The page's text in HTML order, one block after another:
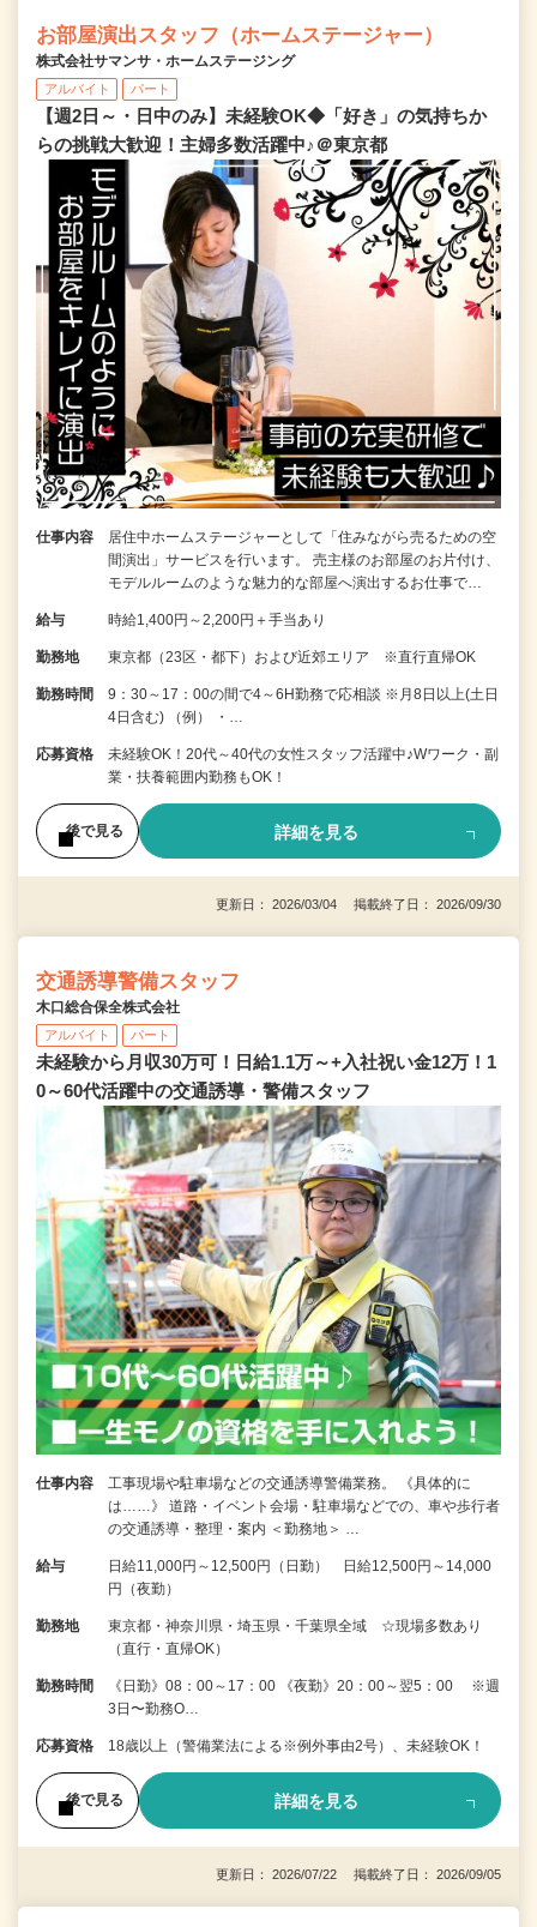
お部屋演出スタッフ（ホームステージャー）
株式会社サマンサ・ホームステージング
アルバイト パート
【週2日～・日中のみ】未経験OK◆「好き」の気持ちか
らの挑戦大歓迎！主婦多数活躍中♪＠東京都
仕事内容
居住中ホームステージャーとして「住みながら売るための空
間演出」サービスを行います。 売主様のお部屋のお片付け、
モデルルームのような魅力的な部屋へ演出するお仕事で…
給与 時給1,400円～2,200円＋手当あり
勤務地 東京都（23区・都下）および近郊エリア ※直行直帰OK
勤務時間
9：30～17：00の間で4～6H勤務で応相談 ※月8日以上(土日
4日含む) （例） ・…
応募資格
未経験OK！20代～40代の女性スタッフ活躍中♪Wワーク・副
業・扶養範囲内勤務もOK！
後で見る 詳細を見る
更新日： 2026/03/04 掲載終了日： 2026/09/30
交通誘導警備スタッフ
木口総合保全株式会社
アルバイト パート
未経験から月収30万可！日給1.1万～+入社祝い金12万！1
0～60代活躍中の交通誘導・警備スタッフ
仕事内容
工事現場や駐車場などの交通誘導警備業務。 《具体的に
は……》 道路・イベント会場・駐車場などでの、車や歩行者
の交通誘導・整理・案内 ＜勤務地＞ …
給与
日給11,000円～12,500円（日勤） 日給12,500円～14,000
円（夜勤）
勤務地
東京都・神奈川県・埼玉県・千葉県全域 ☆現場多数あり
（直行・直帰OK）
勤務時間
《日勤》08：00～17：00 《夜勤》20：00～翌5：00 ※週
3日〜勤務O…
応募資格 18歳以上（警備業法による※例外事由2号）、未経験OK！
後で見る 詳細を見る
更新日： 2026/07/22 掲載終了日： 2026/09/05